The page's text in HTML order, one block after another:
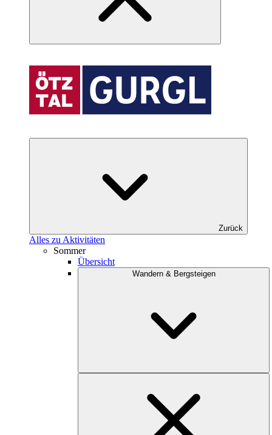
Zurück
Alles zu Aktivitäten
Sommer
Übersicht
Wandern & Bergsteigen